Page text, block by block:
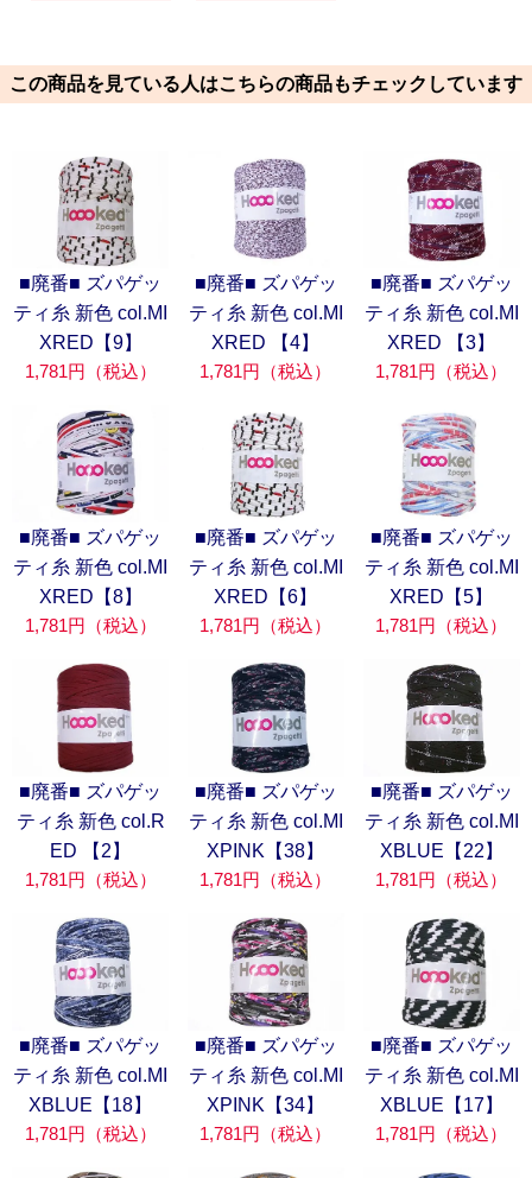
この商品を見ている人はこちらの商品もチェックしています
■廃番■ ズパゲッ
ティ糸 新色 col.MI
XRED【9】
1,781円（税込）
■廃番■ ズパゲッ
ティ糸 新色 col.MI
XRED 【4】
1,781円（税込）
■廃番■ ズパゲッ
ティ糸 新色 col.MI
XRED 【3】
1,781円（税込）
■廃番■ ズパゲッ
ティ糸 新色 col.MI
XRED【8】
1,781円（税込）
■廃番■ ズパゲッ
ティ糸 新色 col.MI
XRED【6】
1,781円（税込）
■廃番■ ズパゲッ
ティ糸 新色 col.MI
XRED【5】
1,781円（税込）
■廃番■ ズパゲッ
ティ糸 新色 col.R
ED 【2】
1,781円（税込）
■廃番■ ズパゲッ
ティ糸 新色 col.MI
XPINK【38】
1,781円（税込）
■廃番■ ズパゲッ
ティ糸 新色 col.MI
XBLUE【22】
1,781円（税込）
■廃番■ ズパゲッ
ティ糸 新色 col.MI
XBLUE【18】
1,781円（税込）
■廃番■ ズパゲッ
ティ糸 新色 col.MI
XPINK【34】
1,781円（税込）
■廃番■ ズパゲッ
ティ糸 新色 col.MI
XBLUE【17】
1,781円（税込）